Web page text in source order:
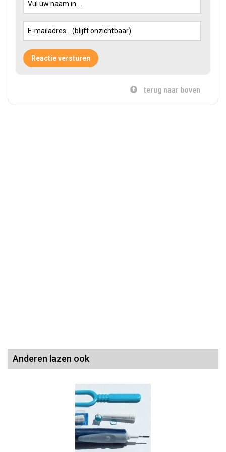
terug naar boven
Anderen lazen ook